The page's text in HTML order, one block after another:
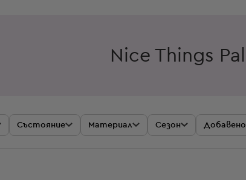
Nice Things
Състояние Материал Сезон Добавено